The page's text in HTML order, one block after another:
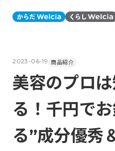
2023-06-19 商品紹介
美容のプロ
る！千円で
る”成分優秀